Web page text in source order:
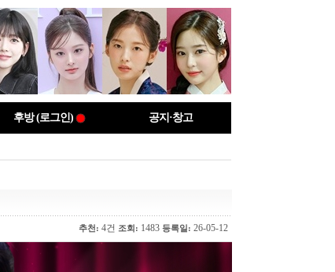
후방 (로그인) 공지·창고
추천: 4건 조회: 1483 등록일: 26-05-12